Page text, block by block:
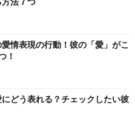
情表現の行動！彼の「愛」がこ
！
どう表れる？チェックしたい彼